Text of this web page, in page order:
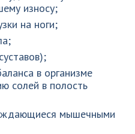
износу;
на ноги;
в организме
солей в полость
мышечными